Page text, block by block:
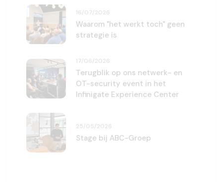
16/07/2026
Waarom "het werkt toch" geen
strategie is
17/06/2026
Terugblik op ons netwerk- en
OT-security event in het
Infinigate Experience Center
25/05/2026
Stage bij ABC-Groep